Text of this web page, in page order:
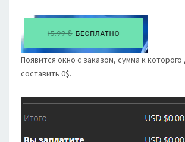
Появится окно с заказом, сумма к
составить 0$.